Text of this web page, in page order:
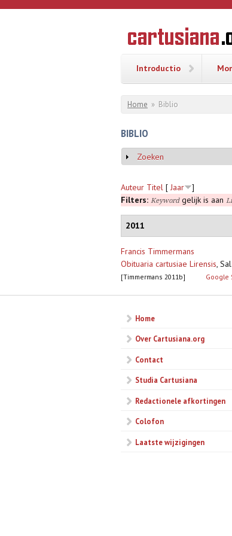
Overslaan en naar de inhoud gaan
Geschiedenis
van de
Introductio
U bent hier
Home » Biblio
BIBLIO
Weergeven
Zoeken
Auteur Titel [ Jaar
]
Filters: Keywordgelijk is aan
2011
Francis Timmermans
Obituaria cartusiae Lirensis,
[Timmermans 2011b] Google
Home
Over Cartusiana.org
Contact
Studia Cartusiana
Redactionele afkortingen
Colofon
Laatste wijzigingen